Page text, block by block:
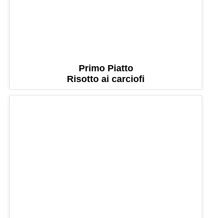
Primo Piatto
Risotto ai carciofi